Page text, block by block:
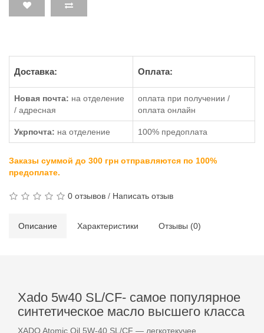
Доставка: Оплата:
Новая почта: на отделение
/ адресная
оплата при получении /
оплата онлайн
Укрпочта: на отделение 100% предоплата
Заказы суммой до 300 грн отправляются по 100%
предоплате.
0 отзывов / Написать отзыв
Описание Характеристики Отзывы (0)
Xado 5w40 SL/CF- самое популярное
синтетическое масло высшего класса
XADO Atomic Oil 5W-40 SL/CF — легкотекучее